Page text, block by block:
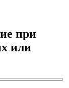
при
или